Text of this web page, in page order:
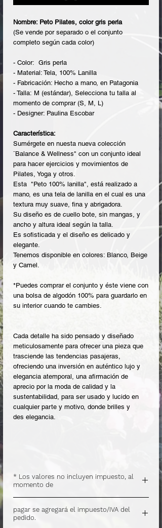
Nombre: Peto Pilates, color gris perla
(Se vende por separado o el conjunto
completo según cada color)
- Color: Gris perla
- Material: Tela, 100% Lanilla
- Fabricación: Hecho a mano, en Patagonia
- Talla: M (estándar), Selecciona tu talla al
momento de comprar (S, M, L)
- Designer: Paulina Escobar
Característica:
Sumérgete en nuesta nueva colección
¨Balance & Wellness" con un conjunto ideal
para hacer ejercicios y movimientos de
Pilates, Yoga y otros.
Esta "Peto 100% lanilla", está realizado a
mano, es una tela de lanilla en el cual es una
textura muy suave, fina y abrigadora.
Su diseño es de cuello bote, sin mangas, y
ancho y altura ideal según la talla.
Es sofisticada y el diseño es delicado y
elegante.
Tenemos disponible en colores: Blanco, Beige
y Camel.
*Puedes comprar el conjunto y éste viene con
una bolsa de algodón 100% para guardarlo en
su interior cuando te cambies.
Cada detalle ha sido pensado y diseñado
meticulosamente para ofrecer una pieza que
trasciende las tendencias pasajeras,
ofreciendo una inversión en auténtico lujo y
elegancia atemporal, una afirmación de
aprecio por la moda de calidad y la
sustentabilidad, para ser usado y lucido en
cualquier parte y motivo, donde brilles y
des elegancia.
* Los valores no incluyen impuesto, al
momento de
pagar se agregará el impuesto/IVA del
pedido.